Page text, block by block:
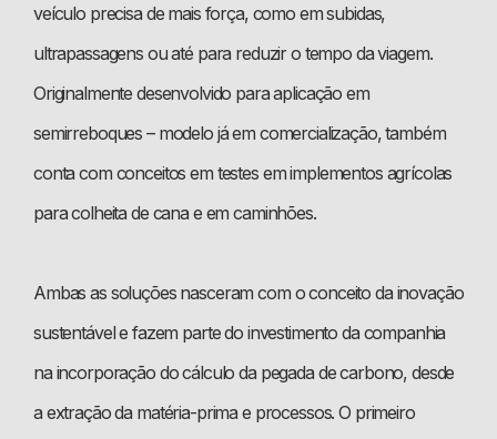
veículo precisa de mais força, como em subidas,
ultrapassagens ou até para reduzir o tempo da viagem.
Originalmente desenvolvido para aplicação em
semirreboques – modelo já em comercialização, também
conta com conceitos em testes em implementos agrícolas
para colheita de cana e em caminhões.
Ambas as soluções nasceram com o conceito da inovação
sustentável e fazem parte do investimento da companhia
na incorporação do cálculo da pegada de carbono, desde
a extração da matéria-prima e processos. O primeiro